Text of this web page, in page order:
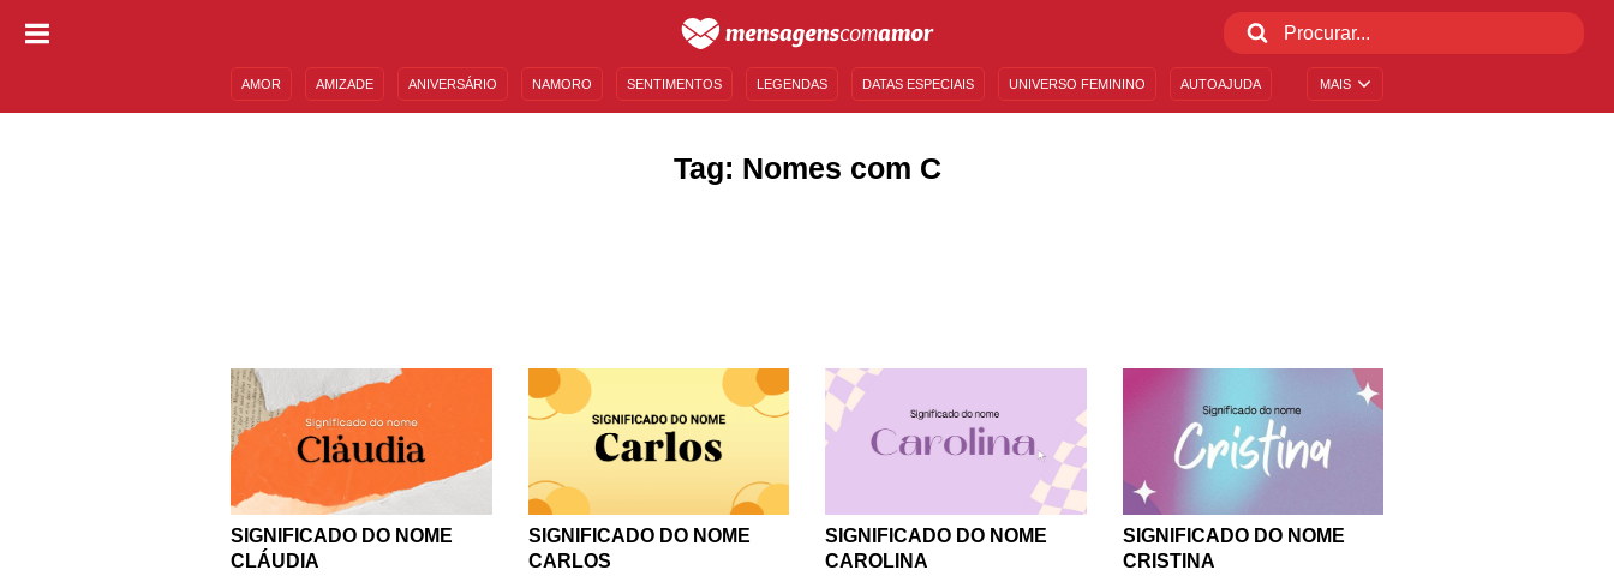
MAIS
AMOR AMIZADE ANIVERSÁRIO NAMORO SENTIMENTOS LEGENDAS DATAS ESPECIAIS UNIVERSO FEMININO AUTOAJUDA
Tag: Nomes com C
SIGNIFICADO DO NOME
CLÁUDIA
SIGNIFICADO DO NOME
CARLOS
SIGNIFICADO DO NOME
CAROLINA
SIGNIFICADO DO NOME
CRISTINA